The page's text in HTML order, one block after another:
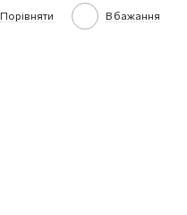
Порівняти В бажання